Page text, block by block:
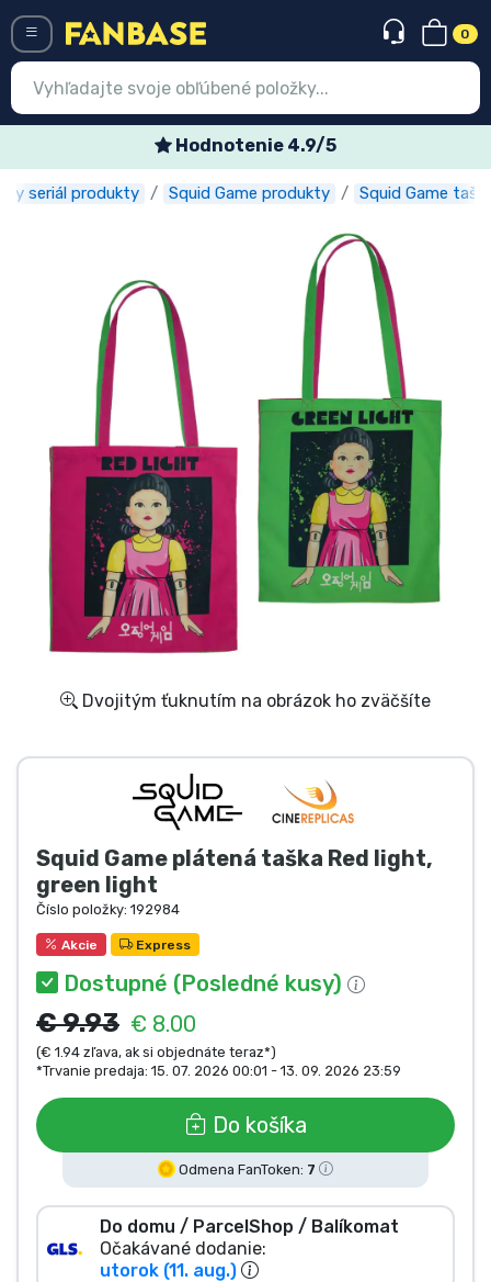
0
Hodnotenie 4.9/5
seriál produkty Squid Game produkty Squid Game
Dvojitým ťuknutím na obrázok ho zväčšíte
Squid Game plátená taška Red light,
green light
Číslo položky: 192984
Akcie Express
Dostupné (Posledné kusy)
€ 9.93 € 8.00
(€ 1.94 zľava, ak si objednáte teraz*)
*Trvanie predaja: 15. 07. 2026 00:01 - 13. 09. 2026 23:59
Do košíka
Odmena FanToken: 7
Do domu / ParcelShop / Balíkomat
Očakávané dodanie:
utorok (11. aug.)
Prihlásiť sa Registrácia
Expresná preprava
Predobjednávky
Outlet produkty
Preprava a platba
Zoradiť podľa série
Zoradiť podľa filmov
Zoradiť podľa karikatúry
Zoradiť podľa Anime
Zoradiť podľa hier
Zoradiť podľa športu
Zoradiť podľa hudby
Typy výrobkov
Značky